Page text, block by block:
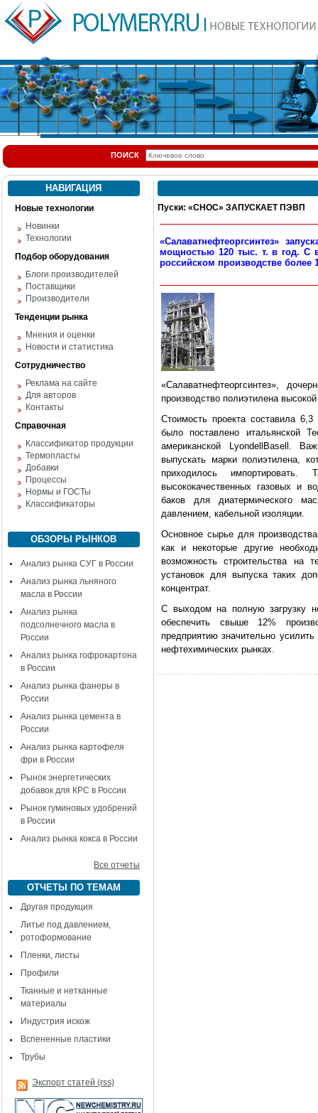
ПОИСК
НАВИГАЦИЯ
Новые технологии
Новинки
Технологии
Подбор оборудования
Блоги производителей
Поставщики
Производители
Тенденции рынка
Мнения и оценки
Новости и статистика
Сотрудничество
Реклама на сайте
Для авторов
Контакты
Справочная
Классификатор продукции
Термопласты
Добавки
Процессы
Нормы и ГОСТы
Классификаторы
ОБЗОРЫ РЫНКОВ
Анализ рынка СУГ в России
Анализ рынка льняного
масла в России
Анализ рынка
подсолнечного масла в
России
Анализ рынка гофрокартона
в России
Анализ рынка фанеры в
России
Анализ рынка цемента в
России
Анализ рынка картофеля
фри в России
Рынок энергетических
добавок для КРС в России
Рынок гуминовых удобрений
в России
Анализ рынка кокса в России
Все отчеты
ОТЧЕТЫ ПО ТЕМАМ
Другая продукция
Литье под давлением,
ротоформование
Пленки, листы
Профили
Тканные и нетканные
материалы
Индустрия искож
Вспененные пластики
Трубы
Экспорт статей (rss)
Пуски: «СНОС» ЗАПУСКАЕТ ПЭВП
«Салаватнефтеоргсинтез»
мощностью 120 тыс. т. в год. С
российском производстве более
«Салаватнефтеоргсинтез»,
производство полиэтилена
Стоимость проекта составила
было поставлено итальянской
американской LyondellBasell.
выпускать марки полиэтилена,
приходилось импортировать.
высококачественных газовых и
баков для диатермического
давлением, кабельной изоляции.
Основное сырье для
как и некоторые другие
возможность строительства на
установок для выпуска таких
концентрат.
С выходом на полную загрузку
обеспечить свыше 12%
предприятию значительно
нефтехимических рынках.